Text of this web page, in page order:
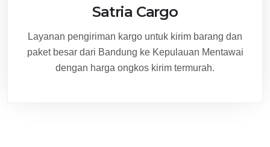
Satria Cargo
Layanan pengiriman kargo untuk kirim barang dan
paket besar dari Bandung ke Kepulauan Mentawai
dengan harga ongkos kirim termurah.